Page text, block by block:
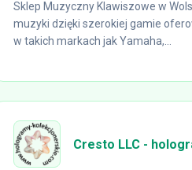
Sklep Muzyczny Klawiszowe w
muzyki dzięki szerokiej gamie
w takich markach jak Yamaha,...
Cresto LLC -